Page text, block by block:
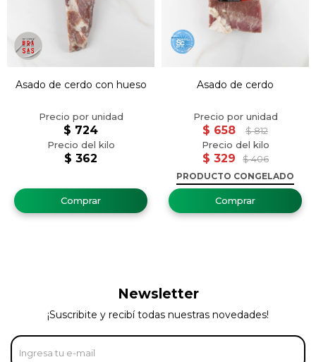
Asado de cerdo con hueso
$ 362
$ 724
Asado de cerdo
$ 329 $ 406
$ 658 $ 812
PRODUCTO CONGELADO
Newsletter
¡Suscribite y recibí todas nuestras novedades!